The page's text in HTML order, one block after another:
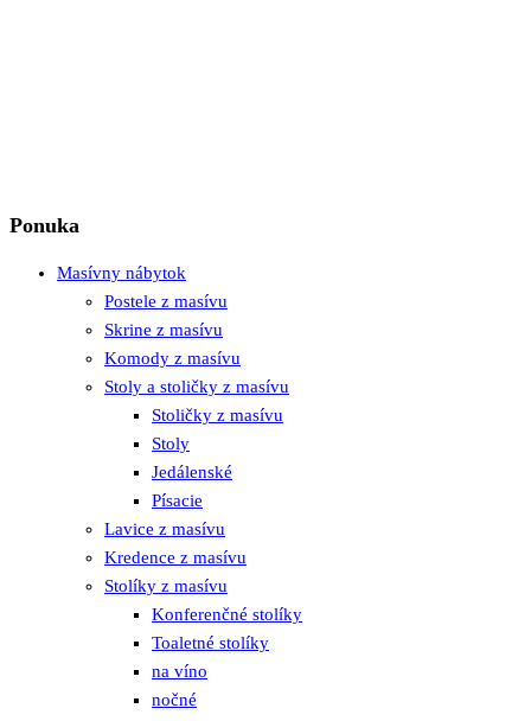
Ponuka
Masívny nábytok
Postele z masívu
Skrine z masívu
Komody z masívu
Stoly a stoličky z masívu
Stoličky z masívu
Stoly
Jedálenské
Písacie
Lavice z masívu
Kredence z masívu
Stolíky z masívu
Konferenčné stolíky
Toaletné stolíky
na víno
nočné